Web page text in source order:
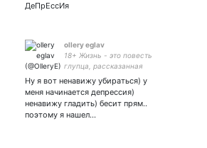
ДеПрЕссИя
ollery eglav
18+ Жизнь - это повесть
глупца, рассказанная
идиотом, полная шума и
ярости, но лишенная
смысла Что человек, когда
он занят только сном и
едой? Животное
Ну я вот ненавижу убираться) у
меня начинается депрессия)
ненавижу гладить) бесит прям..
поэтому я нашел…